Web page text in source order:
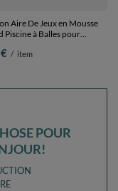
Aire De Jeux en Mousse
Piscine à Balles pour
menthe/rose poudré,
/ item
POUR